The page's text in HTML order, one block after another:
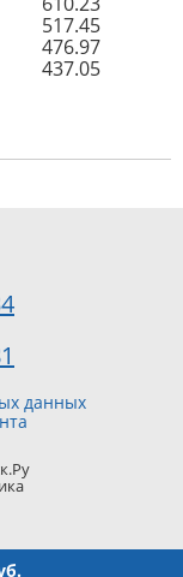
517.45
476.97
437.05
данных